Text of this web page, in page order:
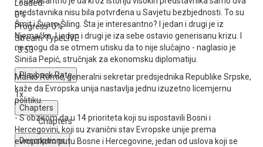
Loaded:
0%
Progress: 0%
Stream TypeLIVE
-3:53
Playback Rate
1x
Chapters
Chapters
Descriptions
predstavnika nisu bila potvrđena u Savjetu bezbjednosti. To su
Šmit i Švarc-Šiling. Šta je interesantno? I jedan i drugi je iz
Njemačke. I jedan i drugi je iza sebe ostavio generisanu krizu. I
ne mogu da se otmem utisku da to nije slučajno - naglasio je
Siniša Pepić, stručnjak za ekonomsku diplomatiju.
Marko Romić, generalni sekretar predsjednika Republike Srpske,
kaže da Evropska unija nastavlja jednu izuzetno licemjernu
politiku.
- S obzirom da u 14 prioriteta koji su ispostavili Bosni i
Hercegovini, koji su zvanični stav Evropske unije prema
evropskom putu Bosne i Hercegovine, jedan od uslova koji se